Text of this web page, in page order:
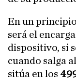
En un
será el
dispositivo, sí
cuando salga
sitúa en los